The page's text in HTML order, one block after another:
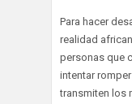
Para hacer
realidad
personas que
intentar
transmiten los